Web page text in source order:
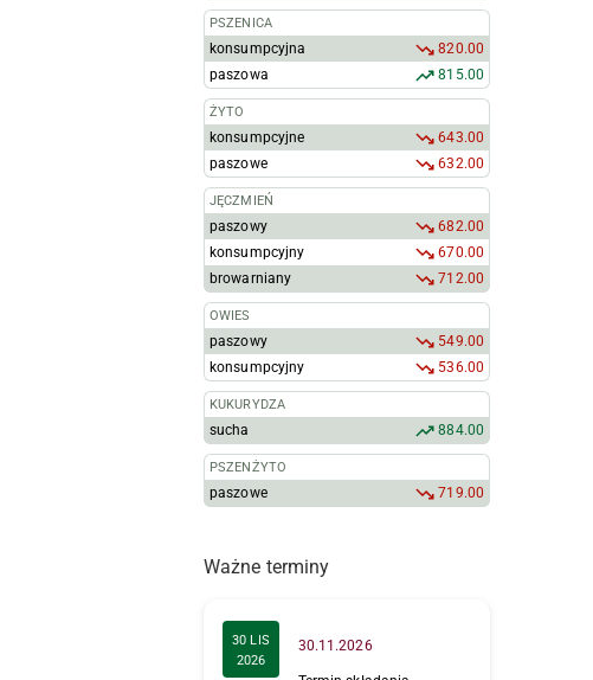
PSZENICA
konsumpcyjna
820.00
paszowa
815.00
ŻYTO
konsumpcyjne
643.00
paszowe
632.00
JĘCZMIEŃ
paszowy
682.00
konsumpcyjny
670.00
browarniany
712.00
OWIES
paszowy
549.00
konsumpcyjny
536.00
KUKURYDZA
sucha 884.00
PSZENŻYTO
paszowe 719.00
Ważne terminy
30 LIS
2026
30.11.2026